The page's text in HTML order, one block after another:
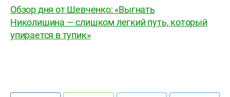
Обзор дня от Шевченко: «Выгнать
Николишина — слишком легкий путь, который
упирается в тупик»